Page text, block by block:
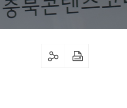
sns 공유하기 프린트하기